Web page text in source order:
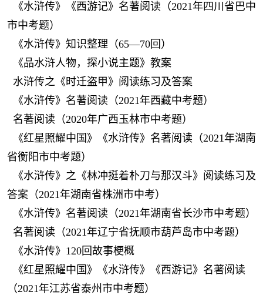
《水浒传》《西游记》名著阅读（2021年四川省巴中
市中考题）
《水浒传》知识整理（65—70回）
《品水浒人物，探小说主题》教案
水浒传之《时迁盗甲》阅读练习及答案
《水浒传》名著阅读（2021年西藏中考题）
名著阅读（2020年广西玉林市中考题）
《红星照耀中国》《水浒传》名著阅读（2021年湖南
省衡阳市中考题）
《水浒传》之《林冲挺着朴刀与那汉斗》阅读练习及
答案（2021年湖南省株洲市中考）
《水浒传》名著阅读（2021年湖南省长沙市中考题）
名著阅读（2021年辽宁省抚顺市葫芦岛市中考题）
《水浒传》120回故事梗概
《红星照耀中国》《水浒传》《西游记》名著阅读
（2021年江苏省泰州市中考题）